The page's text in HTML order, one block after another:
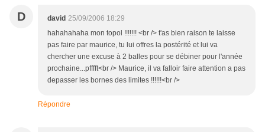
D david 25/09/2006 18:29
hahahahaha mon topol !!!!!!! <br /> t'as bien raison te laisse
pas faire par maurice, tu lui offres la postérité et lui va
chercher une excuse à 2 balles pour se débiner pour l'année
prochaine...pfffft<br /> Maurice, il va falloir faire attention a pas
depasser les bornes des limites !!!!!!<br />
Répondre